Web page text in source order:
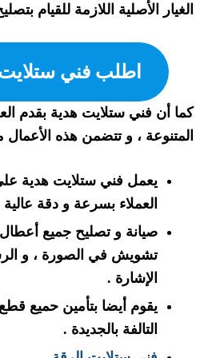
الغيار الأصلية اللازمة للقيام
اطلب فني ستلايت
كما أن فني ستلايت هدية بقدم
المتنوعة ، و تتضمن هذه الأعمال
يعمل فني ستلايت هدية
العملاء بسرعة و دقة عالية
صيانة و تصليح جميع
تشويش في الصورة ، و
الإشارة .
يقوم أيضا بتأمين حميع قطع
التالفة بالجديدة .